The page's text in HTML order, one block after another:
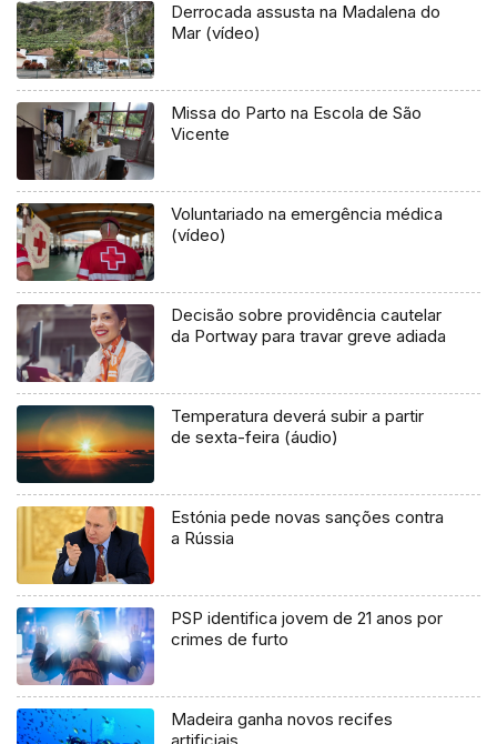
Derrocada assusta na Madalena do
Mar (vídeo)
Missa do Parto na Escola de São
Vicente
Voluntariado na emergência médica
(vídeo)
Decisão sobre providência cautelar
da Portway para travar greve adiada
Temperatura deverá subir a partir
de sexta-feira (áudio)
Estónia pede novas sanções contra
a Rússia
PSP identifica jovem de 21 anos por
crimes de furto
Madeira ganha novos recifes